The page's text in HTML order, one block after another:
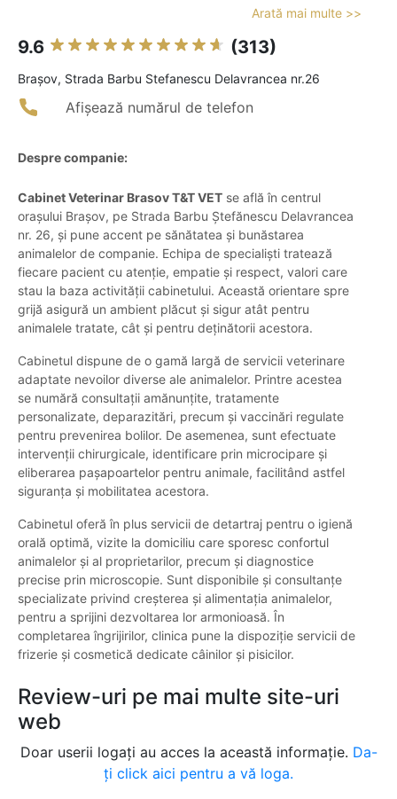
Arată mai multe >>
9.6 (313)
Braşov, Strada Barbu Stefanescu Delavrancea nr.26
Afișează numărul de telefon
Despre companie:
Cabinet Veterinar Brasov T&T VET se află în centrul
orașului Brașov, pe Strada Barbu Ștefănescu Delavrancea
nr. 26, și pune accent pe sănătatea și bunăstarea
animalelor de companie. Echipa de specialiști tratează
fiecare pacient cu atenție, empatie și respect, valori care
stau la baza activității cabinetului. Această orientare spre
grijă asigură un ambient plăcut și sigur atât pentru
animalele tratate, cât și pentru deținătorii acestora.
Cabinetul dispune de o gamă largă de servicii veterinare
adaptate nevoilor diverse ale animalelor. Printre acestea
se numără consultații amănunțite, tratamente
personalizate, deparazitări, precum și vaccinări regulate
pentru prevenirea bolilor. De asemenea, sunt efectuate
intervenții chirurgicale, identificare prin microcipare și
eliberarea pașapoartelor pentru animale, facilitând astfel
siguranța și mobilitatea acestora.
Cabinetul oferă în plus servicii de detartraj pentru o igienă
orală optimă, vizite la domiciliu care sporesc confortul
animalelor și al proprietarilor, precum și diagnostice
precise prin microscopie. Sunt disponibile și consultanțe
specializate privind creșterea și alimentația animalelor,
pentru a sprijini dezvoltarea lor armonioasă. În
completarea îngrijirilor, clinica pune la dispoziție servicii de
frizerie și cosmetică dedicate câinilor și pisicilor.
Review-uri pe mai multe site-uri
web
Doar userii logați au acces la această informație. Da-
ți click aici pentru a vă loga.